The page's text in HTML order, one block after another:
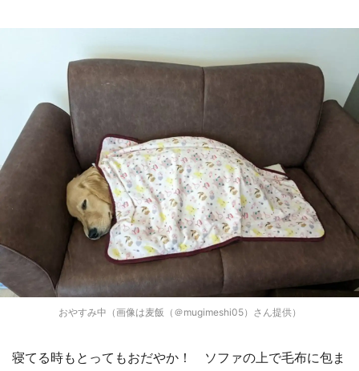
おやすみ中（画像は麦飯（＠mugimeshi05）さん提供）
寝てる時もとってもおだやか！ ソファの上で毛布に包ま